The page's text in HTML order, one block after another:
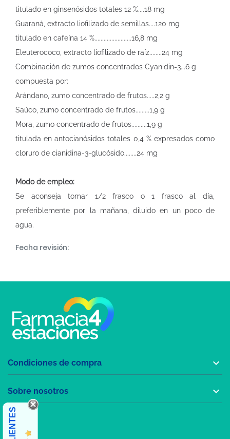
titulado en ginsenósidos totales 12 %....18 mg
Guaraná, extracto liofilizado de semillas....120 mg
titulado en cafeína 14 %........................16,8 mg
Eleuterococo, extracto liofilizado de raíz........24 mg
Combinación de zumos concentrados Cyanidin-3...6 g
compuesta por:
Arándano, zumo concentrado de frutos.....2,2 g
Saúco, zumo concentrado de frutos.........1,9 g
Mora, zumo concentrado de frutos..........1,9 g
titulada en antocianósidos totales 0,4 % expresados como
cloruro de cianidina-3-glucósido........24 mg
Modo de empleo:
Se aconseja tomar 1/2 frasco o 1 frasco al día,
preferiblemente por la mañana, diluido en un poco de
agua.
Fecha revisión:
Condiciones de compra 
Sobre nosotros 